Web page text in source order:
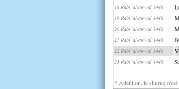
18 Rabi' al-awwal 1448
19 Rabi' al-awwal 1448
20 Rabi' al-awwal 1448
21 Rabi' al-awwal 1448
22 Rabi' al-awwal 1448
23 Rabi' al-awwal 1448
* Attention, le shuruq n'est